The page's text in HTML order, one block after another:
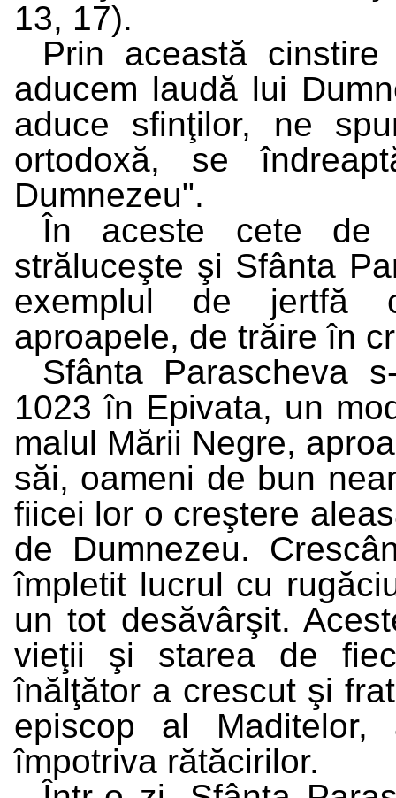
13, 17).
Prin această
aducem laudă lui
aduce sfinţilor, ne
ortodoxă, se
Dumnezeu".
În aceste cete de
străluceşte şi Sfânta
exemplul de jertfă
aproapele, de trăire în
Sfânta Parascheva
1023 în Epivata, un
malul Mării Negre,
săi, oameni de bun
fiicei lor o creştere
de Dumnezeu.
împletit lucrul cu
un tot desăvârşit.
vieţii şi starea de
înălţător a crescut şi
episcop al
împotriva rătăcirilor.